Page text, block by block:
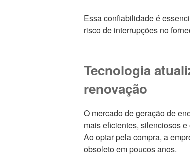
Essa confiabilidade é
risco de interrupções no
Tecnologia
renovação
O mercado de geração de
mais eficientes, silenciosos
Ao optar pela compra, a
obsoleto em poucos anos.